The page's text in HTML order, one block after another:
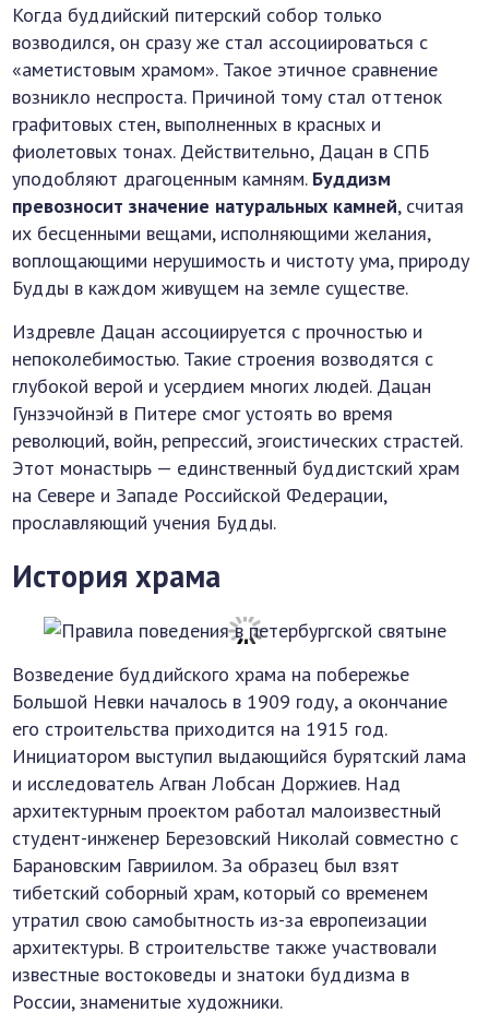
Когда буддийский питерский собор только
возводился, он сразу же стал ассоциироваться с
«аметистовым храмом». Такое этичное сравнение
возникло неспроста. Причиной тому стал оттенок
графитовых стен, выполненных в красных и
фиолетовых тонах. Действительно, Дацан в СПБ
уподобляют драгоценным камням. Буддизм
превозносит значение натуральных камней, считая
их бесценными вещами, исполняющими желания,
воплощающими нерушимость и чистоту ума, природу
Будды в каждом живущем на земле существе.
Издревле Дацан ассоциируется с прочностью и
непоколебимостью. Такие строения возводятся с
глубокой верой и усердием многих людей. Дацан
Гунзэчойнэй в Питере смог устоять во время
революций, войн, репрессий, эгоистических страстей.
Этот монастырь — единственный буддистский храм
на Севере и Западе Российской Федерации,
прославляющий учения Будды.
История храма
Возведение буддийского храма на побережье
Большой Невки началось в 1909 году, а окончание
его строительства приходится на 1915 год.
Инициатором выступил выдающийся бурятский лама
и исследователь Агван Лобсан Доржиев. Над
архитектурным проектом работал малоизвестный
студент-инженер Березовский Николай совместно с
Барановским Гавриилом. За образец был взят
тибетский соборный храм, который со временем
утратил свою самобытность из-за европеизации
архитектуры. В строительстве также участвовали
известные востоковеды и знатоки буддизма в
России, знаменитые художники.